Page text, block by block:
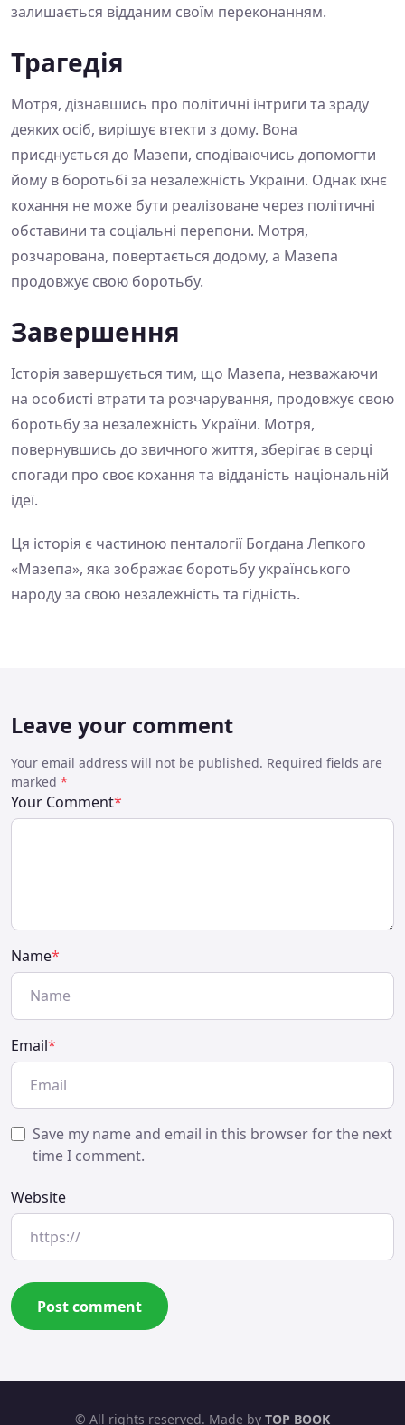
залишається відданим своїм переконанням.
Трагедія
Мотря, дізнавшись про політичні інтриги та зраду
деяких осіб, вирішує втекти з дому. Вона
приєднується до Мазепи, сподіваючись допомогти
йому в боротьбі за незалежність України. Однак їхнє
кохання не може бути реалізоване через політичні
обставини та соціальні перепони. Мотря,
розчарована, повертається додому, а Мазепа
продовжує свою боротьбу.
Завершення
Історія завершується тим, що Мазепа, незважаючи
на особисті втрати та розчарування, продовжує свою
боротьбу за незалежність України. Мотря,
повернувшись до звичного життя, зберігає в серці
спогади про своє кохання та відданість національній
ідеї.
Ця історія є частиною пенталогії Богдана Лепкого
«Мазепа», яка зображає боротьбу українського
народу за свою незалежність та гідність.
Leave your comment
Your email address will not be published. Required fields are
marked *
Your Comment*
Name*
Email*
Save my name and email in this browser for the next
time I comment.
Website
© All rights reserved. Made by TOP BOOK